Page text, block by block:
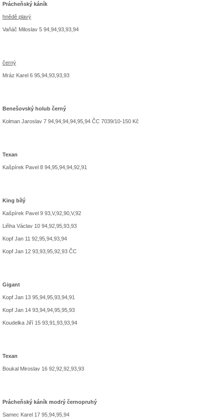
Prácheňský káník
hnědě plavý
Vaňáč Miloslav 5 94,94,93,93,94
černý
Mráz Karel 6 95,94,93,93,93
Benešovský holub černý
Kolman Jaroslav 7 94,94,94,94,95,94 ČC 7039/10-150 Kč
Texan
Kašpírek Pavel 8 94,95,94,94,92,91
King bílý
Kašpírek Pavel 9 93,V,92,90,V,92
Liňha Václav 10 94,92,95,93,93
Kopf Jan 11 92,95,94,93,94
Kopf Jan 12 93,93,95,92,93 ČC
Gigant
Kopf Jan 13 95,94,95,93,94,91
Kopf Jan 14 93,94,94,95,95,93
Koudelka Jiří 15 93,91,93,93,94
Texan
Boukal Miroslav 16 92,92,92,93,93
Prácheňský káník modrý černopruhý
Samec Karel 17 95,94,95,94